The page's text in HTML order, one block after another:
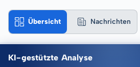
Übersicht Nachrichten
KI-gestützte Analyse